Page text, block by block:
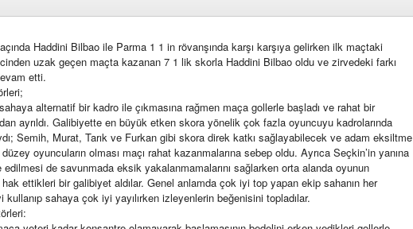
Haddini Bilbao ile Parma 1 1 in rövanşında karşı karşıya gelirken ilk maçtaki
uzak geçen maçta kazanan 7 1 lik skorla Haddini Bilbao oldu ve zirvedeki farkı
etti.
alternatif bir kadro ile çıkmasına rağmen maça gollerle başladı ve rahat bir
ayrıldı. Galibiyette en büyük etken skora yönelik çok fazla oyuncuyu kadrolarında
Semih, Murat, Tarık ve Furkan gibi skora direk katkı sağlayabilecek ve adam eksiltme
oyuncuların olması maçı rahat kazanmalarına sebep oldu. Ayrıca Seçkin’in yanına
edilmesi de savunmada eksik yakalanmamalarını sağlarken orta alanda oyunun
ettikleri bir galibiyet aldılar. Genel anlamda çok iyi top yapan ekip sahanın her
sahaya çok iyi yayılırken izleyenlerin beğenisini topladılar.